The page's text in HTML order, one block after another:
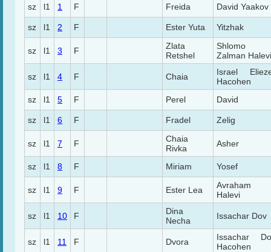
sz l1 1 F Freida David Yaakov
sz l1 2 F Ester Yuta Yitzhak
sz l1 3 F
Zlata
Retshel
Shlomo
Zalman Halevi
sz l1 4 F Chaia
Israel
Hacohen
sz
l1 5 F Perel David
sz l1 6 F Fradel Zelig
sz l1 7 F
Chaia
Rivka
Asher
sz l1 8 F Miriam Yosef
sz l1 9 F Ester Lea
Avraham
Halevi
sz l1 10 F
Dina
Necha
Issachar Dov
sz l1 11 F Dvora
Issachar
Hacohen